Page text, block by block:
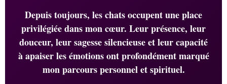
Depuis toujours, les chats occupent une place
privilégiée dans mon cœur. Leur présence, leur
douceur, leur sagesse silencieuse et leur capacité
à apaiser les émotions ont profondément marqué
mon parcours personnel et spirituel.